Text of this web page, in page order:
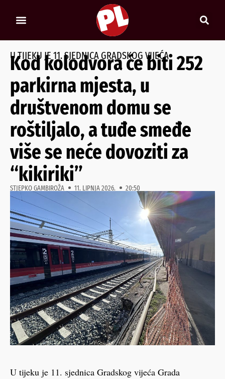
U TIJEKU JE 11. SJEDNICA GRADSKOG VIJEĆA
Kod kolodvora će biti 252
parkirna mjesta, u
društvenom domu se
roštiljalo, a tuđe smeđe
više se neće dovoziti za
“kikiriki”
STJEPKO GAMBIROŽA 11. LIPNJA 2026. 20:50
U tijeku je 11. sjednica Gradskog vijeća Grada